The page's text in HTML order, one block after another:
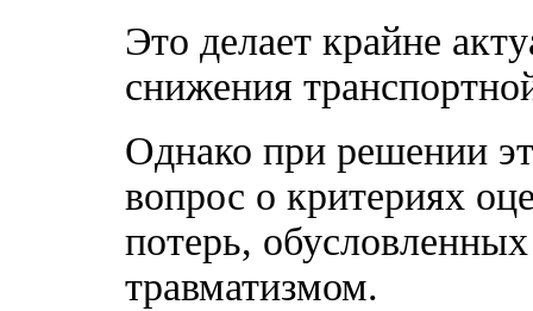
Это делает крайне
снижения
Однако при решении
вопрос о критериях
потерь,
травматизмом.